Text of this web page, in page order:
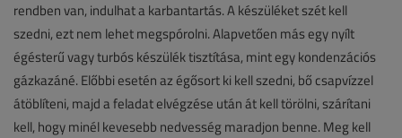
rendben van, indulhat a karbantartás. A készüléket szét kell
szedni, ezt nem lehet megspórolni. Alapvetően más egy nyílt
égésterű vagy turbós készülék tisztítása, mint egy kondenzációs
gázkazáné. Előbbi esetén az égősort ki kell szedni, bő csapvízzel
átöblíteni, majd a feladat elvégzése után át kell törölni, szárítani
kell, hogy minél kevesebb nedvesség maradjon benne. Meg kell